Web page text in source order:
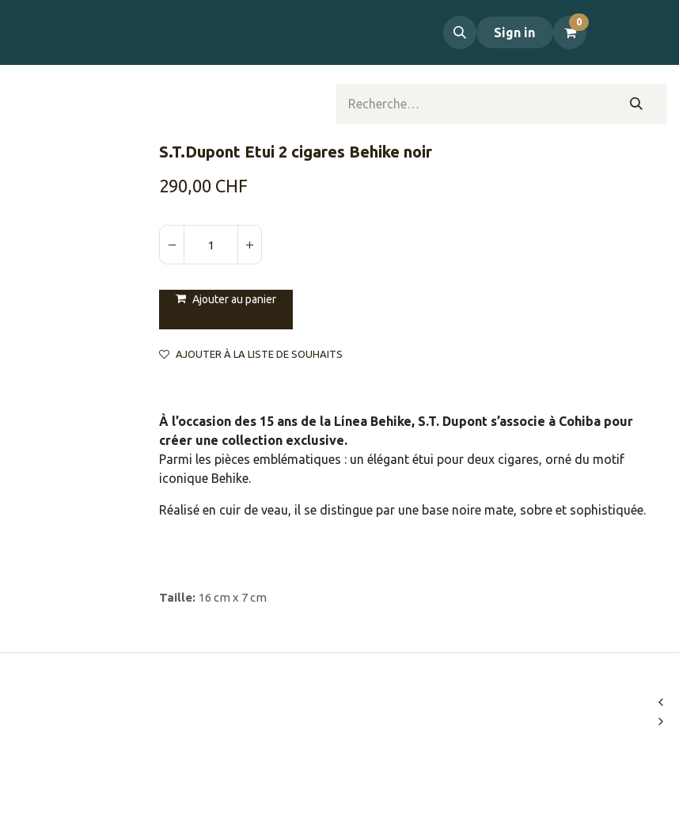
Sign in
0
S.T.Dupont Etui 2 cigares Behike noir
290,00 CHF
Ajouter au panier
AJOUTER À LA LISTE DE SOUHAITS
À l’occasion des 15 ans de la Línea Behike, S.T. Dupont s’associe à Cohiba pour
créer une collection exclusive.
Parmi les pièces emblématiques : un élégant étui pour deux cigares, orné du motif
iconique Behike.
Réalisé en cuir de veau, il se distingue par une base noire mate, sobre et sophistiquée.
Taille: 16 cm x 7 cm